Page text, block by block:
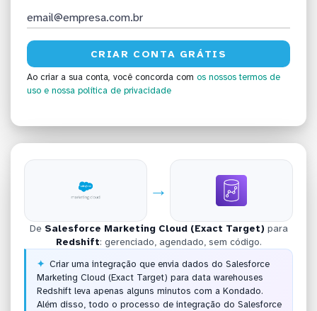
Ao criar a sua conta, você concorda com os nossos termos de
uso e nossa política de privacidade
→
De Salesforce Marketing Cloud (Exact Target) para
Redshift: gerenciado, agendado, sem código.
Criar uma integração que envia dados do Salesforce
Marketing Cloud (Exact Target) para data warehouses
Redshift leva apenas alguns minutos com a Kondado.
Além disso, todo o processo de integração do Salesforce